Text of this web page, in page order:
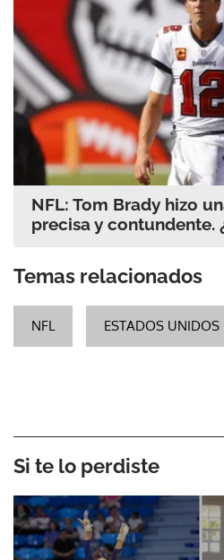
NFL: Tom Brady hizo
precisa y contundente.
Temas relacionados
NFL ESTADOS UNIDOS
Si te lo perdiste